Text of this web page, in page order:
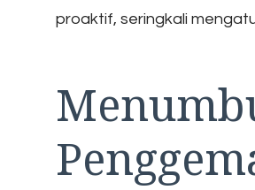
proaktif, seringkali